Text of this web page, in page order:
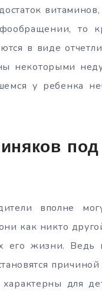
то
в виде
некоторыми
у ребенка
под
вполне
как никто
его жизни. Ведь
для